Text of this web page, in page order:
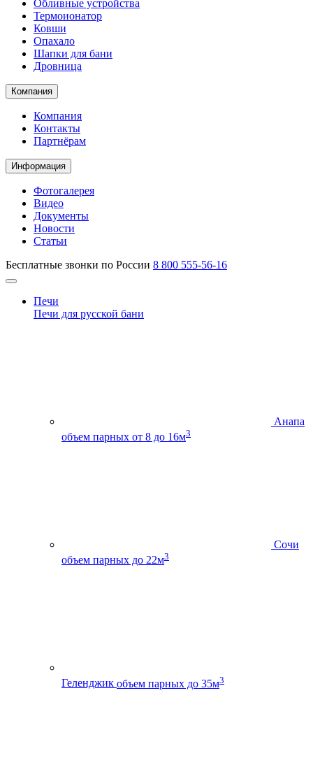
Обливные устройства
Термоионатор
Ковши
Опахало
Шапки для бани
Дровница
Компания
Компания
Контакты
Партнёрам
Информация
Фотогалерея
Видео
Документы
Новости
Статьи
Бесплатные звонки по России 8 800 555-56-16
Печи
Печи для русской бани
Анапа
объем парных от 8 до 16м3
Сочи
объем парных до 22м3
Геленджик объем парных до 35м3